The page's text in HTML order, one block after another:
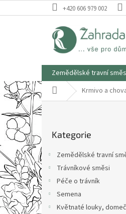
na
+420 606 979 002
Zemědělské travní
Domů Krmivo a
P
o
r
a
n
n
í
p
kategorie
Kategorie
Zemědělské travní
Trávníkové směsi
Péče o trávník
Semena
Květnaté louky,